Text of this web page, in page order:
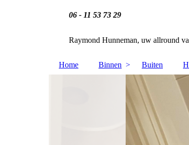
06 - 11 53 73 29
Raymond Hunneman, uw allround
Home Binnen Buiten